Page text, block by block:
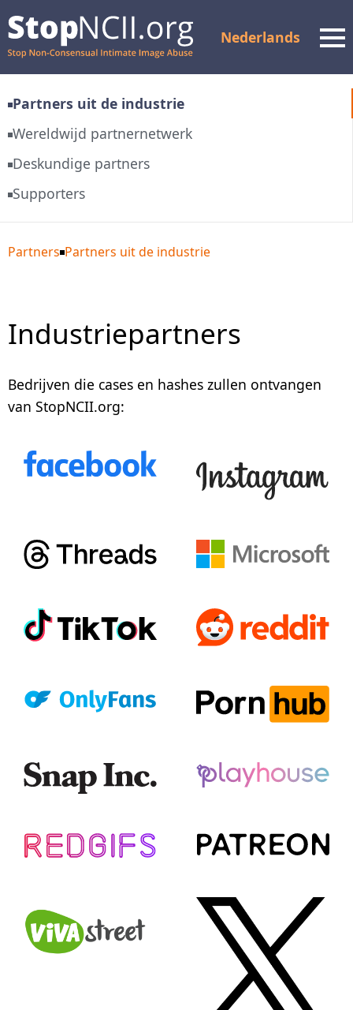
Nederlands
Status van de zaak
controleren
Hulpmiddelen en
ondersteuning
FAQ
Privacybeleid
Partners uit de industrie
Wereldwijd partnernetwerk
Deskundige partners
Supporters
Partners Partners uit de industrie
Industriepartners
Bedrijven die cases en hashes zullen ontvangen
van StopNCII.org: